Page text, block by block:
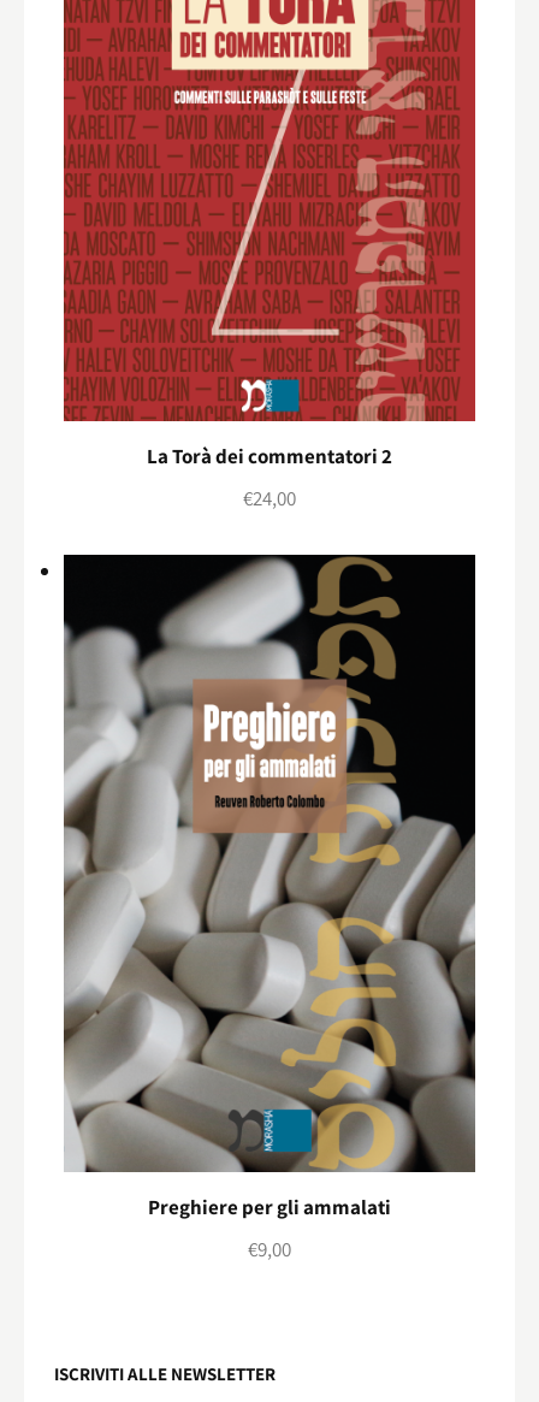
La Torà dei commentatori 2
€24,00
Preghiere per gli ammalati
€9,00
ISCRIVITI ALLE NEWSLETTER